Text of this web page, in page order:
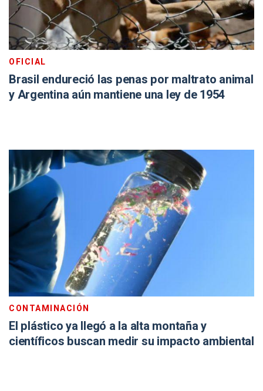
OFICIAL
Brasil endureció las penas por maltrato animal
y Argentina aún mantiene una ley de 1954
CONTAMINACIÓN
El plástico ya llegó a la alta montaña y
científicos buscan medir su impacto ambiental